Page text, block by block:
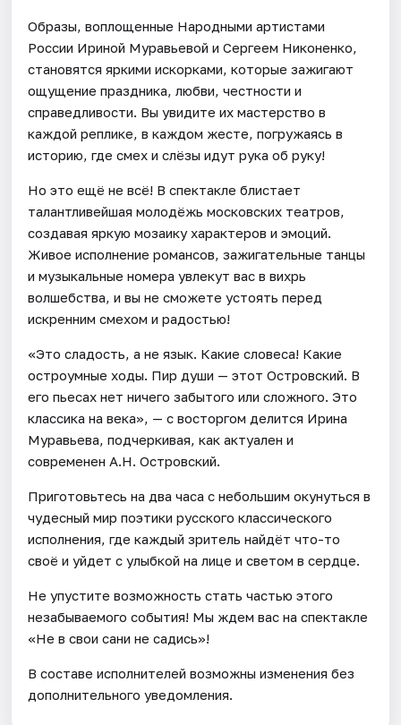
Образы, воплощенные Народными артистами
России Ириной Муравьевой и Сергеем Никоненко,
становятся яркими искорками, которые зажигают
ощущение праздника, любви, честности и
справедливости. Вы увидите их мастерство в
каждой реплике, в каждом жесте, погружаясь в
историю, где смех и слёзы идут рука об руку!
Но это ещё не всё! В спектакле блистает
талантливейшая молодёжь московских театров,
создавая яркую мозаику характеров и эмоций.
Живое исполнение романсов, зажигательные танцы
и музыкальные номера увлекут вас в вихрь
волшебства, и вы не сможете устоять перед
искренним смехом и радостью!
«Это сладость, а не язык. Какие словеса! Какие
остроумные ходы. Пир души — этот Островский. В
его пьесах нет ничего забытого или сложного. Это
классика на века», — с восторгом делится Ирина
Муравьева, подчеркивая, как актуален и
современен А.Н. Островский.
Приготовьтесь на два часа с небольшим окунуться в
чудесный мир поэтики русского классического
исполнения, где каждый зритель найдёт что-то
своё и уйдет с улыбкой на лице и светом в сердце.
Не упустите возможность стать частью этого
незабываемого события! Мы ждем вас на спектакле
«Не в свои сани не садись»!
В составе исполнителей возможны изменения без
дополнительного уведомления.